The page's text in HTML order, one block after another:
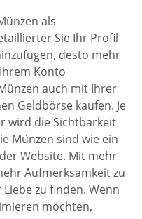
als
Sie Ihr Profil
desto mehr
Konto
auch mit Ihrer
Geldbörse kaufen. Je
wird die Sichtbarkeit
Münzen sind wie ein
Website. Mit mehr
Aufmerksamkeit zu
zu finden. Wenn
möchten,